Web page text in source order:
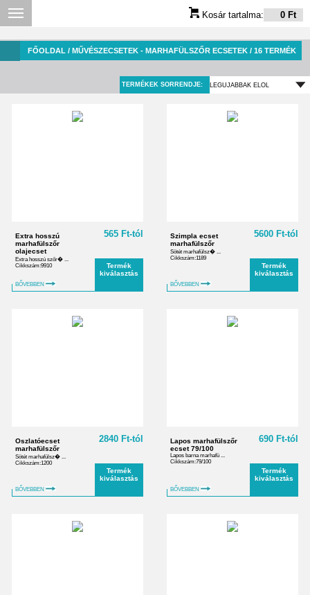
Kosár tartalma: 0 Ft
FŐOLDAL / MŰVÉSZECSETEK - MARHAFÜLSZŐR ECSETEK / 16 TERMÉK
TERMÉKEK SORRENDJE:
Extra hosszú
marhafülszőr
olajecset
Extra hosszú szőr� ...
Cikkszám:9910
BŐVEBBEN
565 Ft-tól
Termék
kiválasztás
Szimpla ecset
marhafülszőr
Sötét marhafülsz� ...
Cikkszám:1189
BŐVEBBEN
5600 Ft-tól
Termék
kiválasztás
Oszlatóecset
marhafülszőr
Sötét marhafülsz� ...
Cikkszám:1200
BŐVEBBEN
2840 Ft-tól
Termék
kiválasztás
Lapos marhafülszőr
ecset 79/100
Lapos barna marhafü ...
Cikkszám:79/100
BŐVEBBEN
690 Ft-tól
Termék
kiválasztás